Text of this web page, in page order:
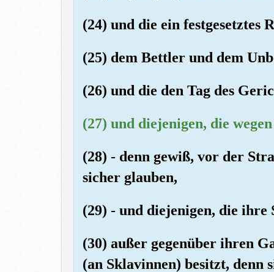
(24) und die ein festgesetztes
(25) dem Bettler und dem
(26) und die den Tag des
(27) und diejenigen, die
(28) - denn gewiß, vor der
sicher glauben,
(29) - und diejenigen, die ihre
(30) außer gegenüber ihren
(an Sklavinnen) besitzt, denn